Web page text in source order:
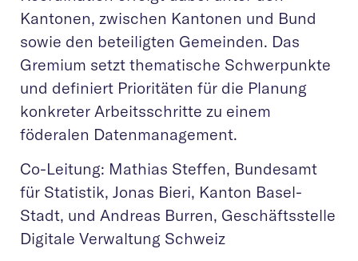
Kantonen, zwischen Kantonen und Bund
sowie den beteiligten Gemeinden. Das
Gremium setzt thematische Schwerpunkte
und definiert Prioritäten für die Planung
konkreter Arbeitsschritte zu einem
föderalen Datenmanagement.
Co-Leitung: Mathias Steffen, Bundesamt
für Statistik, Jonas Bieri, Kanton Basel-
Stadt, und ​​Andreas Burren, Geschäftsstelle
Digitale Verwaltung Schweiz